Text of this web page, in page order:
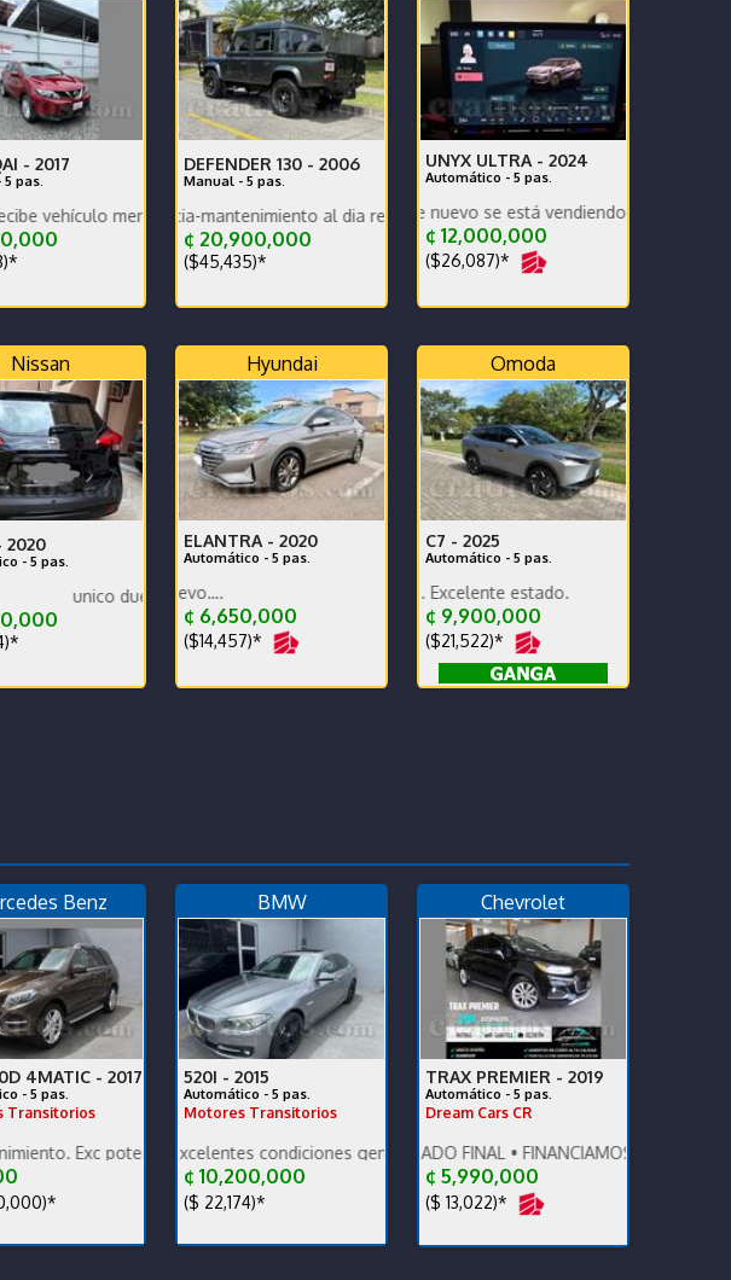
Thule extra
- 2017
pas.
menor valor garantía x escrito.
DEFENDER 130 - 2006
Manual - 5 pas.
en agencia-mantenimiento al dia respaldo -pocos kilometros-
¢ 20,900,000
($45,435)*
UNYX ULTRA - 2024
Automático - 5 pas.
Carro prácticamente nuevo se está vendiendo por compra de otro.
¢ 12,000,000
($26,087)*
incluido en efectivo
Nissan
2020
- 5 pas.
dueño
Hyundai
ELANTRA - 2020
Automático - 5 pas.
Impecable como nuevo….
¢ 6,650,000
($14,457)*
Omoda
C7 - 2025
Automático - 5 pas.
Carro nuevo de lujo. Excelente estado.
¢ 9,900,000
($21,522)*
Vehículo de oportunidad!
Benz
4MATIC - 2017
- 5 pas.
Transitorios
potencia y bajo consumo. Financiamiento disponible.
BMW
520I - 2015
Automático - 5 pas.
Motores Transitorios
km, en excelentes condiciones generales. Vehículo nacional.
¢ 10,200,000
($ 22,174)*
Chevrolet
TRAX PREMIER - 2019
Automático - 5 pas.
Dream Cars CR
PRECIO DESCONTADO FINAL • FINANCIAMOS • RECIBIMOS •
¢ 5,990,000
($ 13,022)*